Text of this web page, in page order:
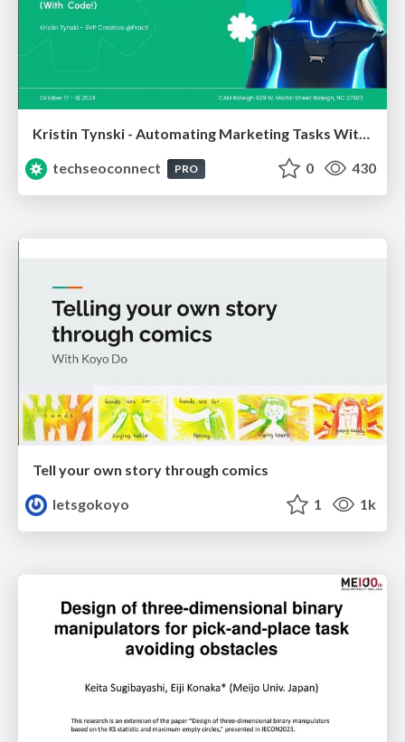
Kristin Tynski - Automating Marketing Tasks With AI
techseoconnect
PRO 0 430
Tell your own story through comics
letsgokoyo
1 1k